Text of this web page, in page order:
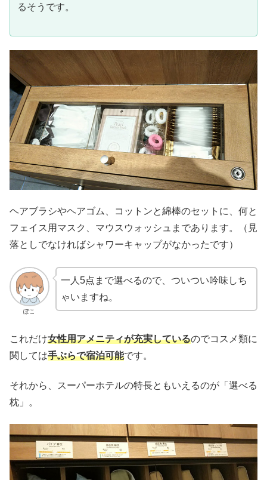
るそうです。
ヘアブラシやヘアゴム、コットンと綿棒のセットに、何と
フェイス用マスク、マウスウォッシュまであります。（見
落としでなければシャワーキャップがなかったです）
ぽこ
一人5点まで選べるので、ついつい吟味しち
ゃいますね。
これだけ女性用アメニティが充実しているのでコスメ類に
関しては手ぶらで宿泊可能です。
それから、スーパーホテルの特長ともいえるのが「選べる
枕」。